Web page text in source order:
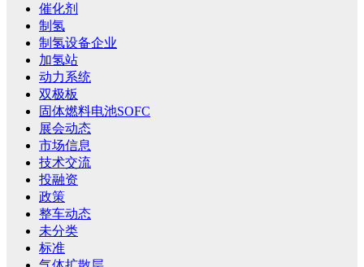
催化剂
制氢
制氢设备企业
加氢站
动力系统
双极板
固体燃料电池SOFC
展会动态
市场信息
技术交流
投融资
政策
整车动态
未分类
标准